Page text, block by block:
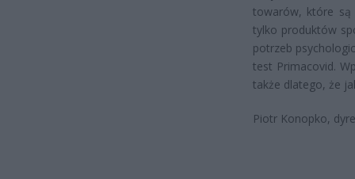
towarów, które są
tylko produktów
potrzeb
test Primacovid.
także dlatego, że
Piotr Konopko,